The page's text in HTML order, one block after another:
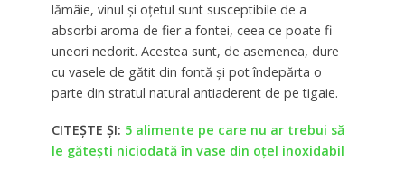
lămâie, vinul și oțetul sunt susceptibile de a
absorbi aroma de fier a fontei, ceea ce poate fi
uneori nedorit. Acestea sunt, de asemenea, dure
cu vasele de gătit din fontă și pot îndepărta o
parte din stratul natural antiaderent de pe tigaie.
CITEȘTE ȘI: 5 alimente pe care nu ar trebui să
le gătești niciodată în vase din oțel inoxidabil